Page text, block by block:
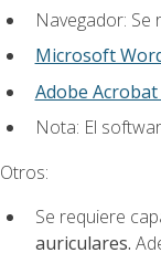
Navegador: Se
Microsoft
Adobe Acrobat
Nota: El
Otros:
Se requiere
auriculares.